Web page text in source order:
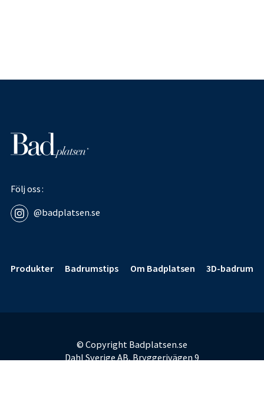
Följ oss
@badplatsen.se
Produkter
Badrumstips Om Badplatsen 3D-badrum
© Copyright Badplatsen.se
Dahl Sverige AB, Bryggerivägen 9